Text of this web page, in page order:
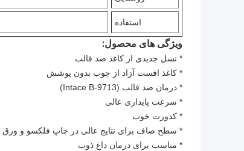
استفاده
ویژگی های محصول:
* نسل جدیدی از کاغذ ضد قالب
* کاغذ افست آزاد از چوب بدون پوشش
* درمان ضد قالب (Intace B-9713)
* سرعت پایداری عالی
* کدورت خوب
* سطح صاف برای نتایج عالی در چاپ فلکسو و ورق
* مناسب برای درمان داغ ذوب